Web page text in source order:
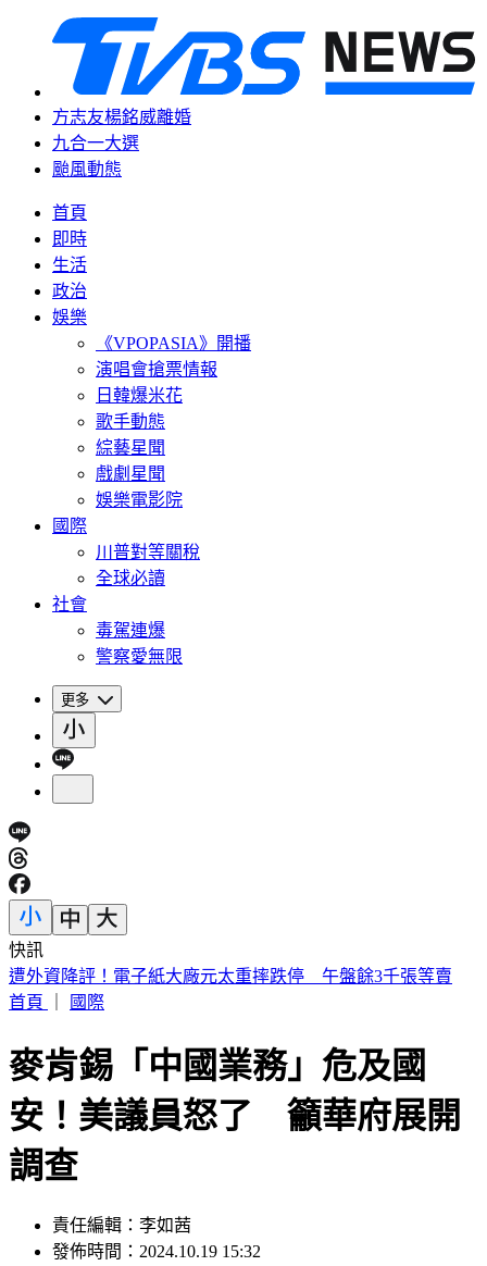
方志友楊銘威離婚
九合一大選
颱風動態
首頁
即時
生活
政治
娛樂
《VPOPASIA》開播
演唱會搶票情報
日韓爆米花
歌手動態
綜藝星聞
戲劇星聞
娛樂電影院
國際
川普對等關稅
全球必讀
社會
毒駕連爆
警察愛無限
更多
快訊
快訊／高雄鋼鐵工廠意外！工人屋頂施工失足急墜15米慘死
首頁
國際
麥肯錫「中國業務」危及國
安！美議員怒了 籲華府展開
調查
責任編輯：李如茜
發佈時間：2024.10.19 15:32